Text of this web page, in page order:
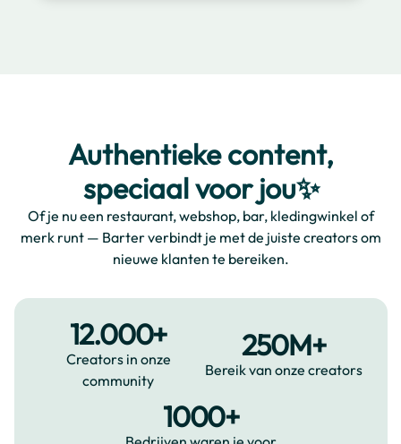
Authentieke content,
speciaal voor jou✨
Of je nu een restaurant, webshop, bar, kledingwinkel of
merk runt — Barter verbindt je met de juiste creators om
nieuwe klanten te bereiken.
12.000+
Creators in onze
community
250M+
Bereik van onze creators
1000+